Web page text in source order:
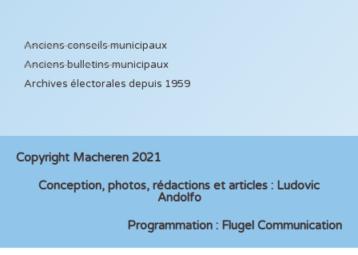
Anciens conseils municipaux
Anciens bulletins municipaux
Archives électorales depuis 1959
Copyright Macheren 2021
Conception, photos, rédactions et articles : Ludovic
Andolfo
Programmation : Flugel Communication